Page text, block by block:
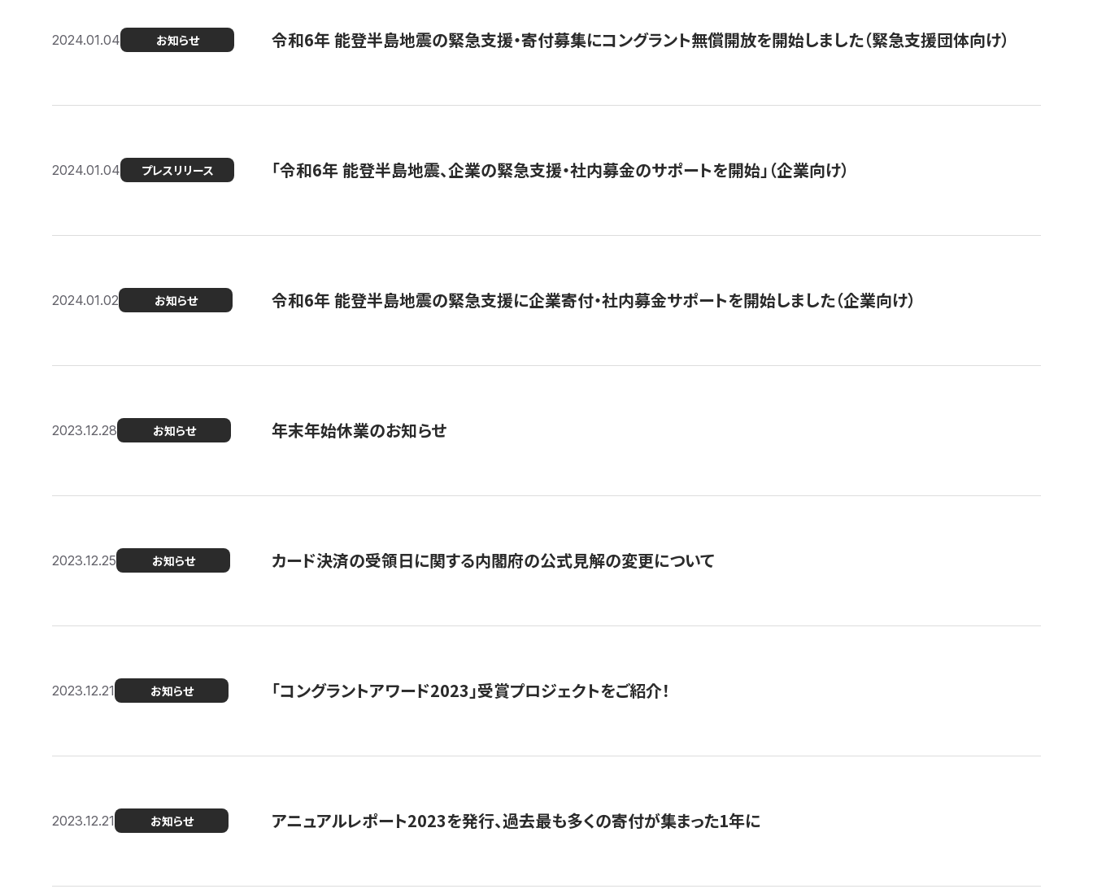
2024.01.04 お知らせ 令和6年 能登半島地震の緊急支援・寄付募集にコングラント無償開放を開始しました（緊急支援団体向け）
2024.01.04 プレスリリース 「令和6年 能登半島地震、企業の緊急支援・社内募金のサポートを開始」（企業向け）
2024.01.02 お知らせ 令和6年 能登半島地震の緊急支援に企業寄付・社内募金サポートを開始しました（企業向け）
2023.12.28 お知らせ 年末年始休業のお知らせ
2023.12.25 お知らせ カード決済の受領日に関する内閣府の公式見解の変更について
2023.12.21 お知らせ 「コングラントアワード2023」受賞プロジェクトをご紹介！
2023.12.21 お知らせ アニュアルレポート2023を発行、過去最も多くの寄付が集まった1年に